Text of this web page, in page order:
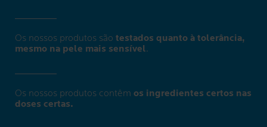
Os nossos produtos são testados quanto à tolerância,
mesmo na pele mais sensível.
Os nossos produtos contêm os ingredientes certos nas
doses certas.